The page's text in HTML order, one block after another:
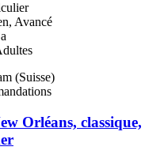
Avancé
(Suisse)
Orléans, classique,